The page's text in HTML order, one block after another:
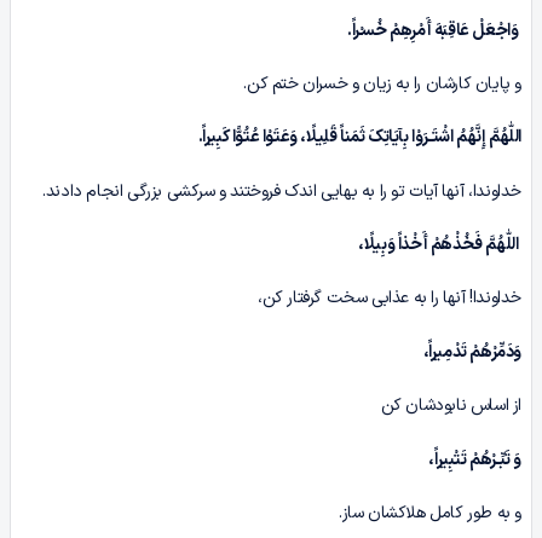
وَاجْعَلْ عَاقِبَهَ أَمْرِهِمْ خُسـْراً.
و پایان کارشان را به زیان و خسران ختم کن.
اللّٰهُمَّ إِنَّهُمُ اشْتَـرَوْا بِآیَاتِکَ‏ ثَمَناً قَلِیلًا، وَعَتَوْا عُتُوًّا کَبِیراً.
خداوندا، آنها آیات تو را به بهایی اندک فروختند و سرکشی بزرگی انجام دادند.
اللّٰهُمَّ فَخُذْهُمْ‏ أَخْذاً وَبِیلًا،
خداوندا! آنها را به عذابی سخت گرفتار کن،
وَدَمِّرْهُمْ‏ تَدْمِیراً،
از اساس نابودشان کن
وَ تَبِّـرْهُمْ‏ تَتْبِیراً،
و به طور کامل هلاکشان ساز.